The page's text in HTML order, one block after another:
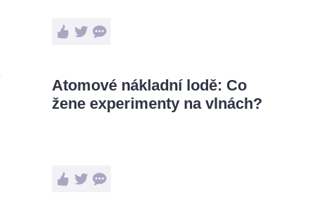
Atomové nákladní lodě: Co
žene experimenty na vlnách?